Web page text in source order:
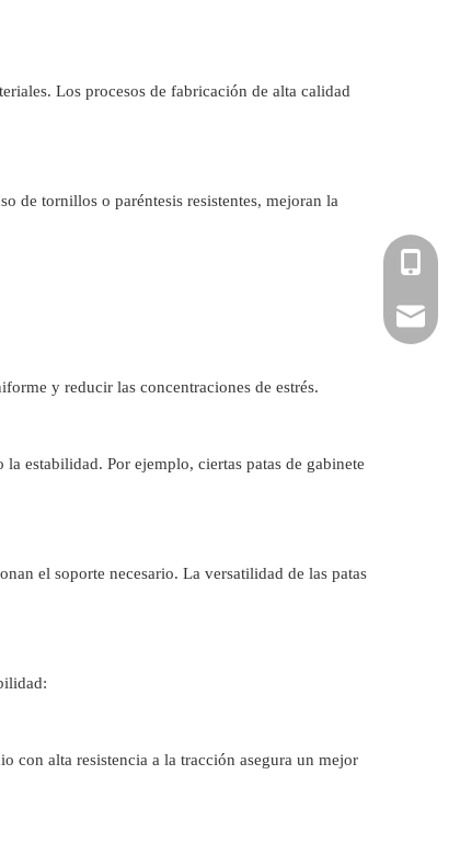
Los procesos de fabricación de alta calidad
de tornillos o paréntesis resistentes, mejoran la
y reducir las concentraciones de estrés.
estabilidad. Por ejemplo, ciertas patas de gabinete
el soporte necesario. La versatilidad de las patas
con alta resistencia a la tracción asegura un mejor
+86-